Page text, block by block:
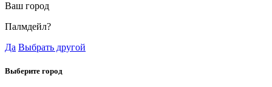
Ваш город
Палмдейл?
Да Выбрать другой
Выберите город